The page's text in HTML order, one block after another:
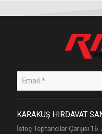
KARAKUŞ HIRDAVAT
İstoç Toptancılar Çarşısı